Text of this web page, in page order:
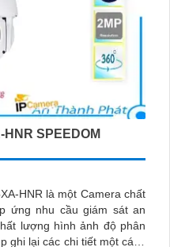
SPEEDOM
HNR là một Camera chất
ứng nhu cầu giám sát an
ghi lại các chi tiết một cách